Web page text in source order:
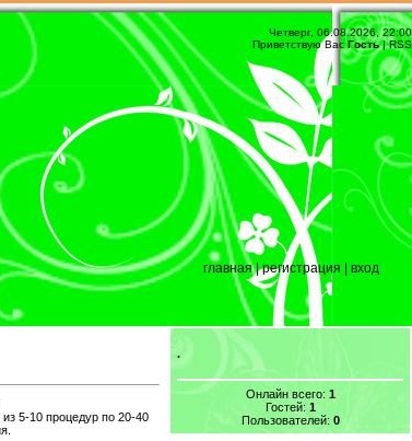
Четверг, 06.08.2026, 22:00
Приветствую Вас Гость|RSS
главная|регистрация вход
5-10 процедур по 20-40
.
Онлайн всего: 1
Гостей: 1
Пользователей: 0